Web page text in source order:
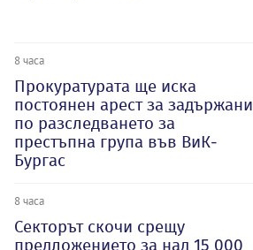
8 часа
Прокуратурата ще иска
постоянен арест за задържани
по разследването за
престъпна група във ВиК-
Бургас
8 часа
Секторът скочи срещу
предложението за над 15 000